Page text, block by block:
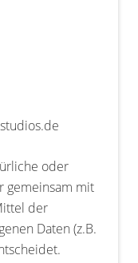
oder
gemeinsam mit
der
Daten (z.B.